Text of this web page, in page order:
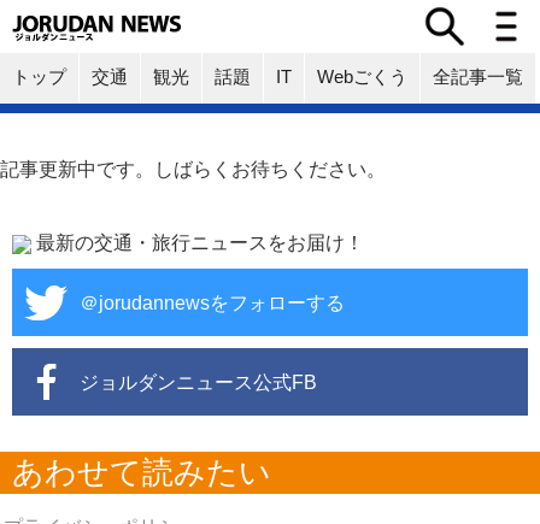
トップ 交通 観光 話題 IT Webごくう 全記事一覧
記事更新中です。しばらくお待ちください。
最新の交通・旅行ニュースをお届け！
＠jorudannewsをフォローする
ジョルダンニュース公式FB
あわせて読みたい